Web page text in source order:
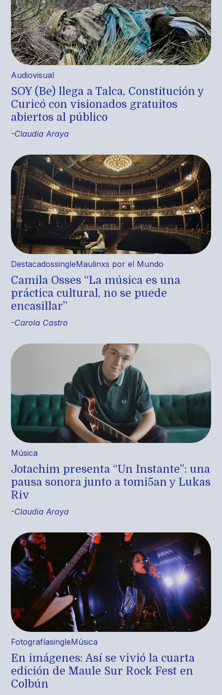
Audiovisual
SOY (Be) llega a Talca, Constitución y
Curicó con visionados gratuitos
abiertos al público
-Claudia Araya
DestacadossingleMaulinxs por el Mundo
Camila Osses “La música es una
práctica cultural, no se puede
encasillar”
-Carola Castro
Música
Jotachim presenta “Un Instante”: una
pausa sonora junto a tomi5an y Lukas
Riv
-Claudia Araya
FotografíasingleMúsica
En imágenes: Así se vivió la cuarta
edición de Maule Sur Rock Fest en
Colbún